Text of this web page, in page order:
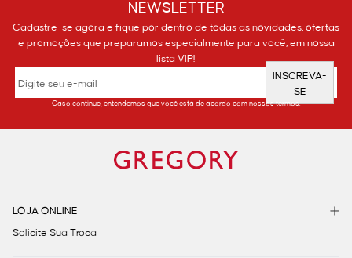
NEWSLETTER
Cadastre-se agora e fique por dentro de todas as novidades, ofertas
e promoções que preparamos especialmente para você, em nossa
lista VIP!
INSCREVA-
SE
Caso continue, entendemos que você está de acordo com nossos termos.
LOJA ONLINE
Solicite Sua Troca